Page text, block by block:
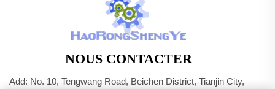
NOUS CONTACTER
Add: No. 10, Tengwang Road, Beichen District, Tianjin City,